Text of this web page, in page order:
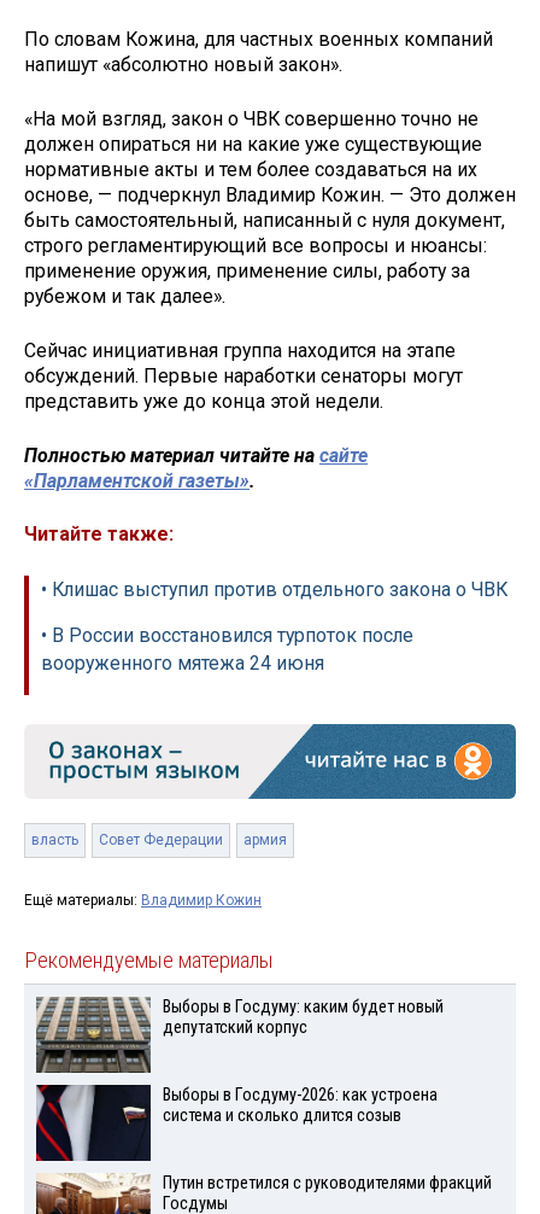
По словам Кожина, для частных военных компаний
напишут «абсолютно новый закон».
«На мой взгляд, закон о ЧВК совершенно точно не
должен опираться ни на какие уже существующие
нормативные акты и тем более создаваться на их
основе, — подчеркнул Владимир Кожин. — Это должен
быть самостоятельный, написанный с нуля документ,
строго регламентирующий все вопросы и нюансы:
применение оружия, применение силы, работу за
рубежом и так далее».
Сейчас инициативная группа находится на этапе
обсуждений. Первые наработки сенаторы могут
представить уже до конца этой недели.
Полностью материал читайте на сайте
«Парламентской газеты».
Читайте также:
• Клишас выступил против отдельного закона о ЧВК
• В России восстановился турпоток после
вооруженного мятежа 24 июня
власть Совет Федерации армия
Ещё материалы: Владимир Кожин
Рекомендуемые материалы
Выборы в Госдуму: каким будет новый
депутатский корпус
Выборы в Госдуму-2026: как устроена
система и сколько длится созыв
Путин встретился с руководителями фракций
Госдумы